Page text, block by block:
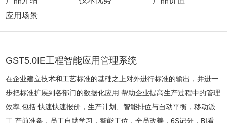
应用场景
GST5.0IE工程智能应用管理系统
在企业建立技术和工艺标准的基础之上对外进行标准的输出，并进一
步把标准扩展到各部门的数据化应用 帮助企业提高生产过程中的管理
效率;包括:快速快速报价，生产计划、智能排位与自动平衡，移动派
工 产前准备，员工自助学习，智能工位，全员改善，6S记分，BI看